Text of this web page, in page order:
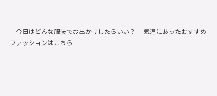
「今日はどんな服装でお出かけしたらいい？」 気温にあったおすすめ
ファッションはこちら